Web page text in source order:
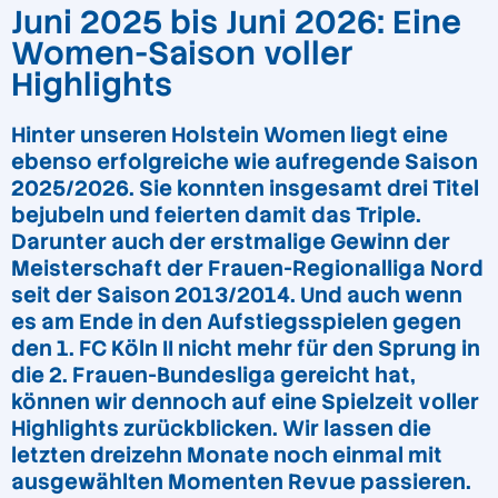
Juni 2025 bis Juni 2026: Eine
Women-Saison voller
Highlights
Hinter unseren Holstein Women liegt eine
ebenso erfolgreiche wie aufregende Saison
2025/2026. Sie konnten insgesamt drei Titel
bejubeln und feierten damit das Triple.
Darunter auch der erstmalige Gewinn der
Meisterschaft der Frauen-Regionalliga Nord
seit der Saison 2013/2014. Und auch wenn
es am Ende in den Aufstiegsspielen gegen
den 1. FC Köln II nicht mehr für den Sprung in
die 2. Frauen-Bundesliga gereicht hat,
können wir dennoch auf eine Spielzeit voller
Highlights zurückblicken. Wir lassen die
letzten dreizehn Monate noch einmal mit
ausgewählten Momenten Revue passieren.